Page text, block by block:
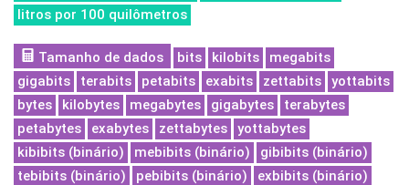
litros por 100 quilômetros
Tamanho de dados bits kilobits
megabits
gigabits
terabits petabits exabits zettabits
yottabits
bytes
kilobytes megabytes gigabytes
terabytes
petabytes
exabytes zettabytes
yottabytes
kibibits (binário)
mebibits (binário)
gibibits (binário)
tebibits (binário)
pebibits (binário)
exbibits (binário)